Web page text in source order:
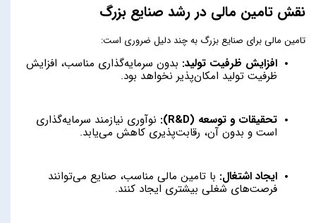
نقش تامین مالی در رشد صنایع بزرگ
تامین مالی برای صنایع بزرگ به چند دلیل ضروری است:
افزایش ظرفیت تولید: بدون سرمایه‌گذاری مناسب، افزایش
ظرفیت تولید امکان‌پذیر نخواهد بود.
تحقیقات و توسعه (R&D): نوآوری نیازمند سرمایه‌گذاری
است و بدون آن، رقابت‌پذیری کاهش می‌یابد.
ایجاد اشتغال: با تامین مالی مناسب، صنایع می‌توانند
فرصت‌های شغلی بیشتری ایجاد کنند.